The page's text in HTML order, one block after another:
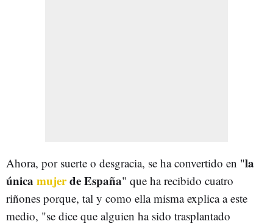
Ahora, por suerte o desgracia, se ha convertido en "la
única mujerde España" que ha recibido cuatro
riñones porque, tal y como ella misma explica a este
medio, "se dice que alguien ha sido trasplantado